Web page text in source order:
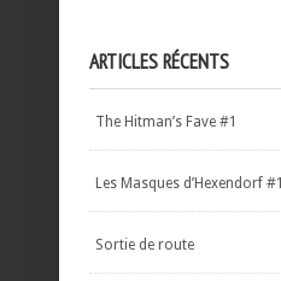
ARTICLES RÉCENTS
The Hitman’s Fave #1
Les Masques d’Hexendorf #1
Sortie de route